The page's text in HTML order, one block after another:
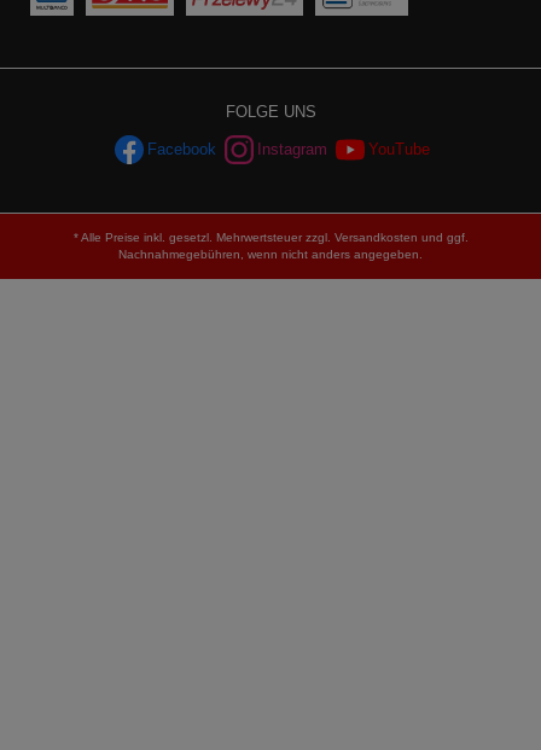
FOLGE UNS
Facebook Instagram YouTube
* Alle Preise inkl. gesetzl. Mehrwertsteuer zzgl. Versandkosten und ggf.
Nachnahmegebühren, wenn nicht anders angegeben.